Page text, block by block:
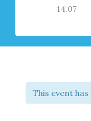
14.07
This event has